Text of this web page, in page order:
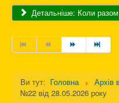
Детальніше: Коли
Ви тут: Головна
Архів
№22 від 28.05.2026 року